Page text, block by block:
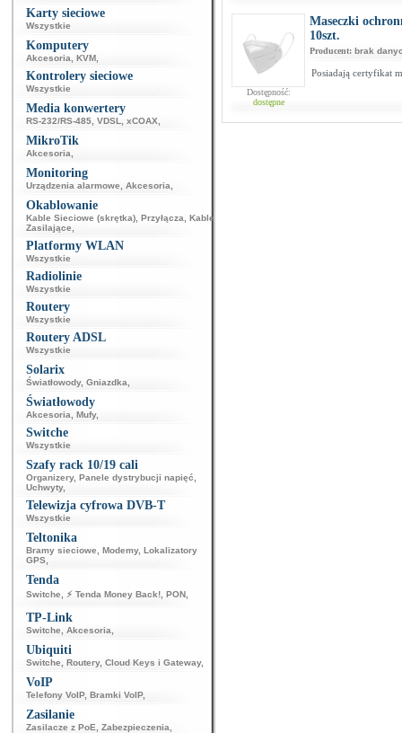
Karty sieciowe
Wszystkie
Komputery
Akcesoria KVM
Kontrolery sieciowe
Wszystkie
Media konwertery
RS-232/RS-485 VDSL xCOAX
MikroTik
Akcesoria
Monitoring
Urządzenia alarmowe Akcesoria
Okablowanie
Kable Sieciowe (skrętka) Przyłącza
Kable
Zasilające
Platformy WLAN
Wszystkie
Radiolinie
Wszystkie
Routery
Wszystkie
Routery ADSL
Wszystkie
Solarix
Światłowody, Gniazdka
Światłowody
Akcesoria Mufy,
Switche
Wszystkie
Szafy rack 10/19 cali
Organizery, Panele dystrybucji napięć
Uchwyty,
Telewizja cyfrowa DVB-T
Wszystkie
Teltonika
Bramy sieciowe Modemy, Lokalizatory
GPS
Tenda
Switche ⚡ Tenda Money Back! PON
TP-Link
Switche Akcesoria
Ubiquiti
Switche Routery, Cloud Keys i Gateway,
VoIP
Telefony VoIP, Bramki VoIP,
Zasilanie
Zasilacze z PoE Zabezpieczenia
Dostępność:
dostępne
Maseczki
10szt.
Producent: brak
Posiadają certyfikat